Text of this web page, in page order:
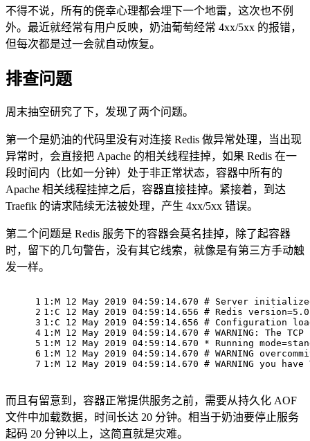
不得不说，所有的侥幸心理都会埋下一个地雷，这次也不例
外。最近就经常有用户反映，奶油葡萄经常 4xx/5xx 的报错，
但每次都是过一会就自动恢复。
排查问题
周末抽空研究了下，发现了两个问题。
第一个是奶油的代码里没有对连接 Redis 做异常处理，当出现
异常时，会直接把 Apache 的相关线程挂掉，如果 Redis 在一
段时间内（比如一分钟）处于非正常状态，容器中所有的
Apache 相关线程挂掉之后，容器直接挂掉。紧接着，到达
Traefik 的请求陆续无法被处理，产生 4xx/5xx 错误。
第二个问题是 Redis 服务下的容器会莫名挂掉，除了起容器
时，留下的几句警告，没有其它线索，就像是有第三方手动触
发一样。
1
2
3
4
5
6
7
1:M 12 May 2019 04:59:14.670 # Server
1:C 12 May 2019 04:59:14.656 # Redis
1:C 12 May 2019 04:59:14.656 # Configuration
1:M 12 May 2019 04:59:14.670 # WARNING: The
1:M 12 May 2019 04:59:14.670 * Running
1:M 12 May 2019 04:59:14.670 # WARNING
1:M 12 May 2019 04:59:14.670 # WARNING you
而且有留意到，容器正常提供服务之前，需要从持久化 AOF
文件中加载数据，时间长达 20 分钟。相当于奶油要停止服务
起码 20 分钟以上，这简直就是灾难。